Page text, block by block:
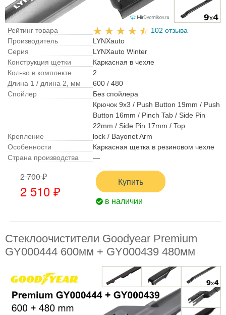
Рейтинг товара
102 отзыва
Производитель
LYNXauto
Серия
LYNXauto Winter
Конструкция щетки
Каркасная в чехле
Кол-во в комплекте
2
Длина 1 / длина 2, мм
600 / 480
Спойлер
Без спойлера
Крепление
Крючок 9x3 / Push Button 19mm / Push
Button 16mm / Pinch Tab / Side Pin
22mm / Side Pin 17mm / Top
lock / Bayonet Arm
Особенности
Каркасная щетка в резиновом чехле
Страна производства
—
2 700 ₽
2 510 ₽
Купить
в наличии
Стеклоочистители Goodyear Premium
GY000444 600мм + GY000439 480мм